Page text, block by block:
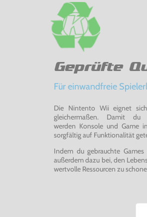
Geprüfte
Für einwandfreie
Die Nintento Wii eignet
gleichermaßen. Damit du
werden Konsole und Game
sorgfältig auf Funktionalität
Indem du gebrauchte
außerdem dazu bei, den
wertvolle Ressourcen zu